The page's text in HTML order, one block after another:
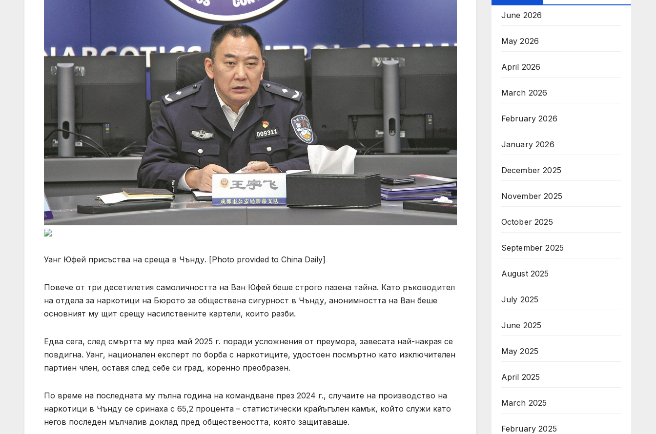
Уанг Юфей присъства на среща в Чънду. [Photo provided to China Daily]
Повече от три десетилетия самоличността на Ван Юфей беше строго пазена тайна. Като ръководител
на отдела за наркотици на Бюрото за обществена сигурност в Чънду, анонимността на Ван беше
основният му щит срещу насилствените картели, които разби.
Едва сега, след смъртта му през май 2025 г. поради усложнения от преумора, завесата най-накрая се
повдигна. Уанг, национален експерт по борба с наркотиците, удостоен посмъртно като изключителен
партиен член, оставя след себе си град, коренно преобразен.
По време на последната му пълна година на командване през 2024 г., случаите на производство на
наркотици в Чънду се сринаха с 65,2 процента – статистически крайъгълен камък, който служи като
негов последен мълчалив доклад пред обществеността, която защитаваше.
June 2026
May 2026
April 2026
March 2026
February 2026
January 2026
December 2025
November 2025
October 2025
September 2025
August 2025
July 2025
June 2025
May 2025
April 2025
March 2025
February 2025